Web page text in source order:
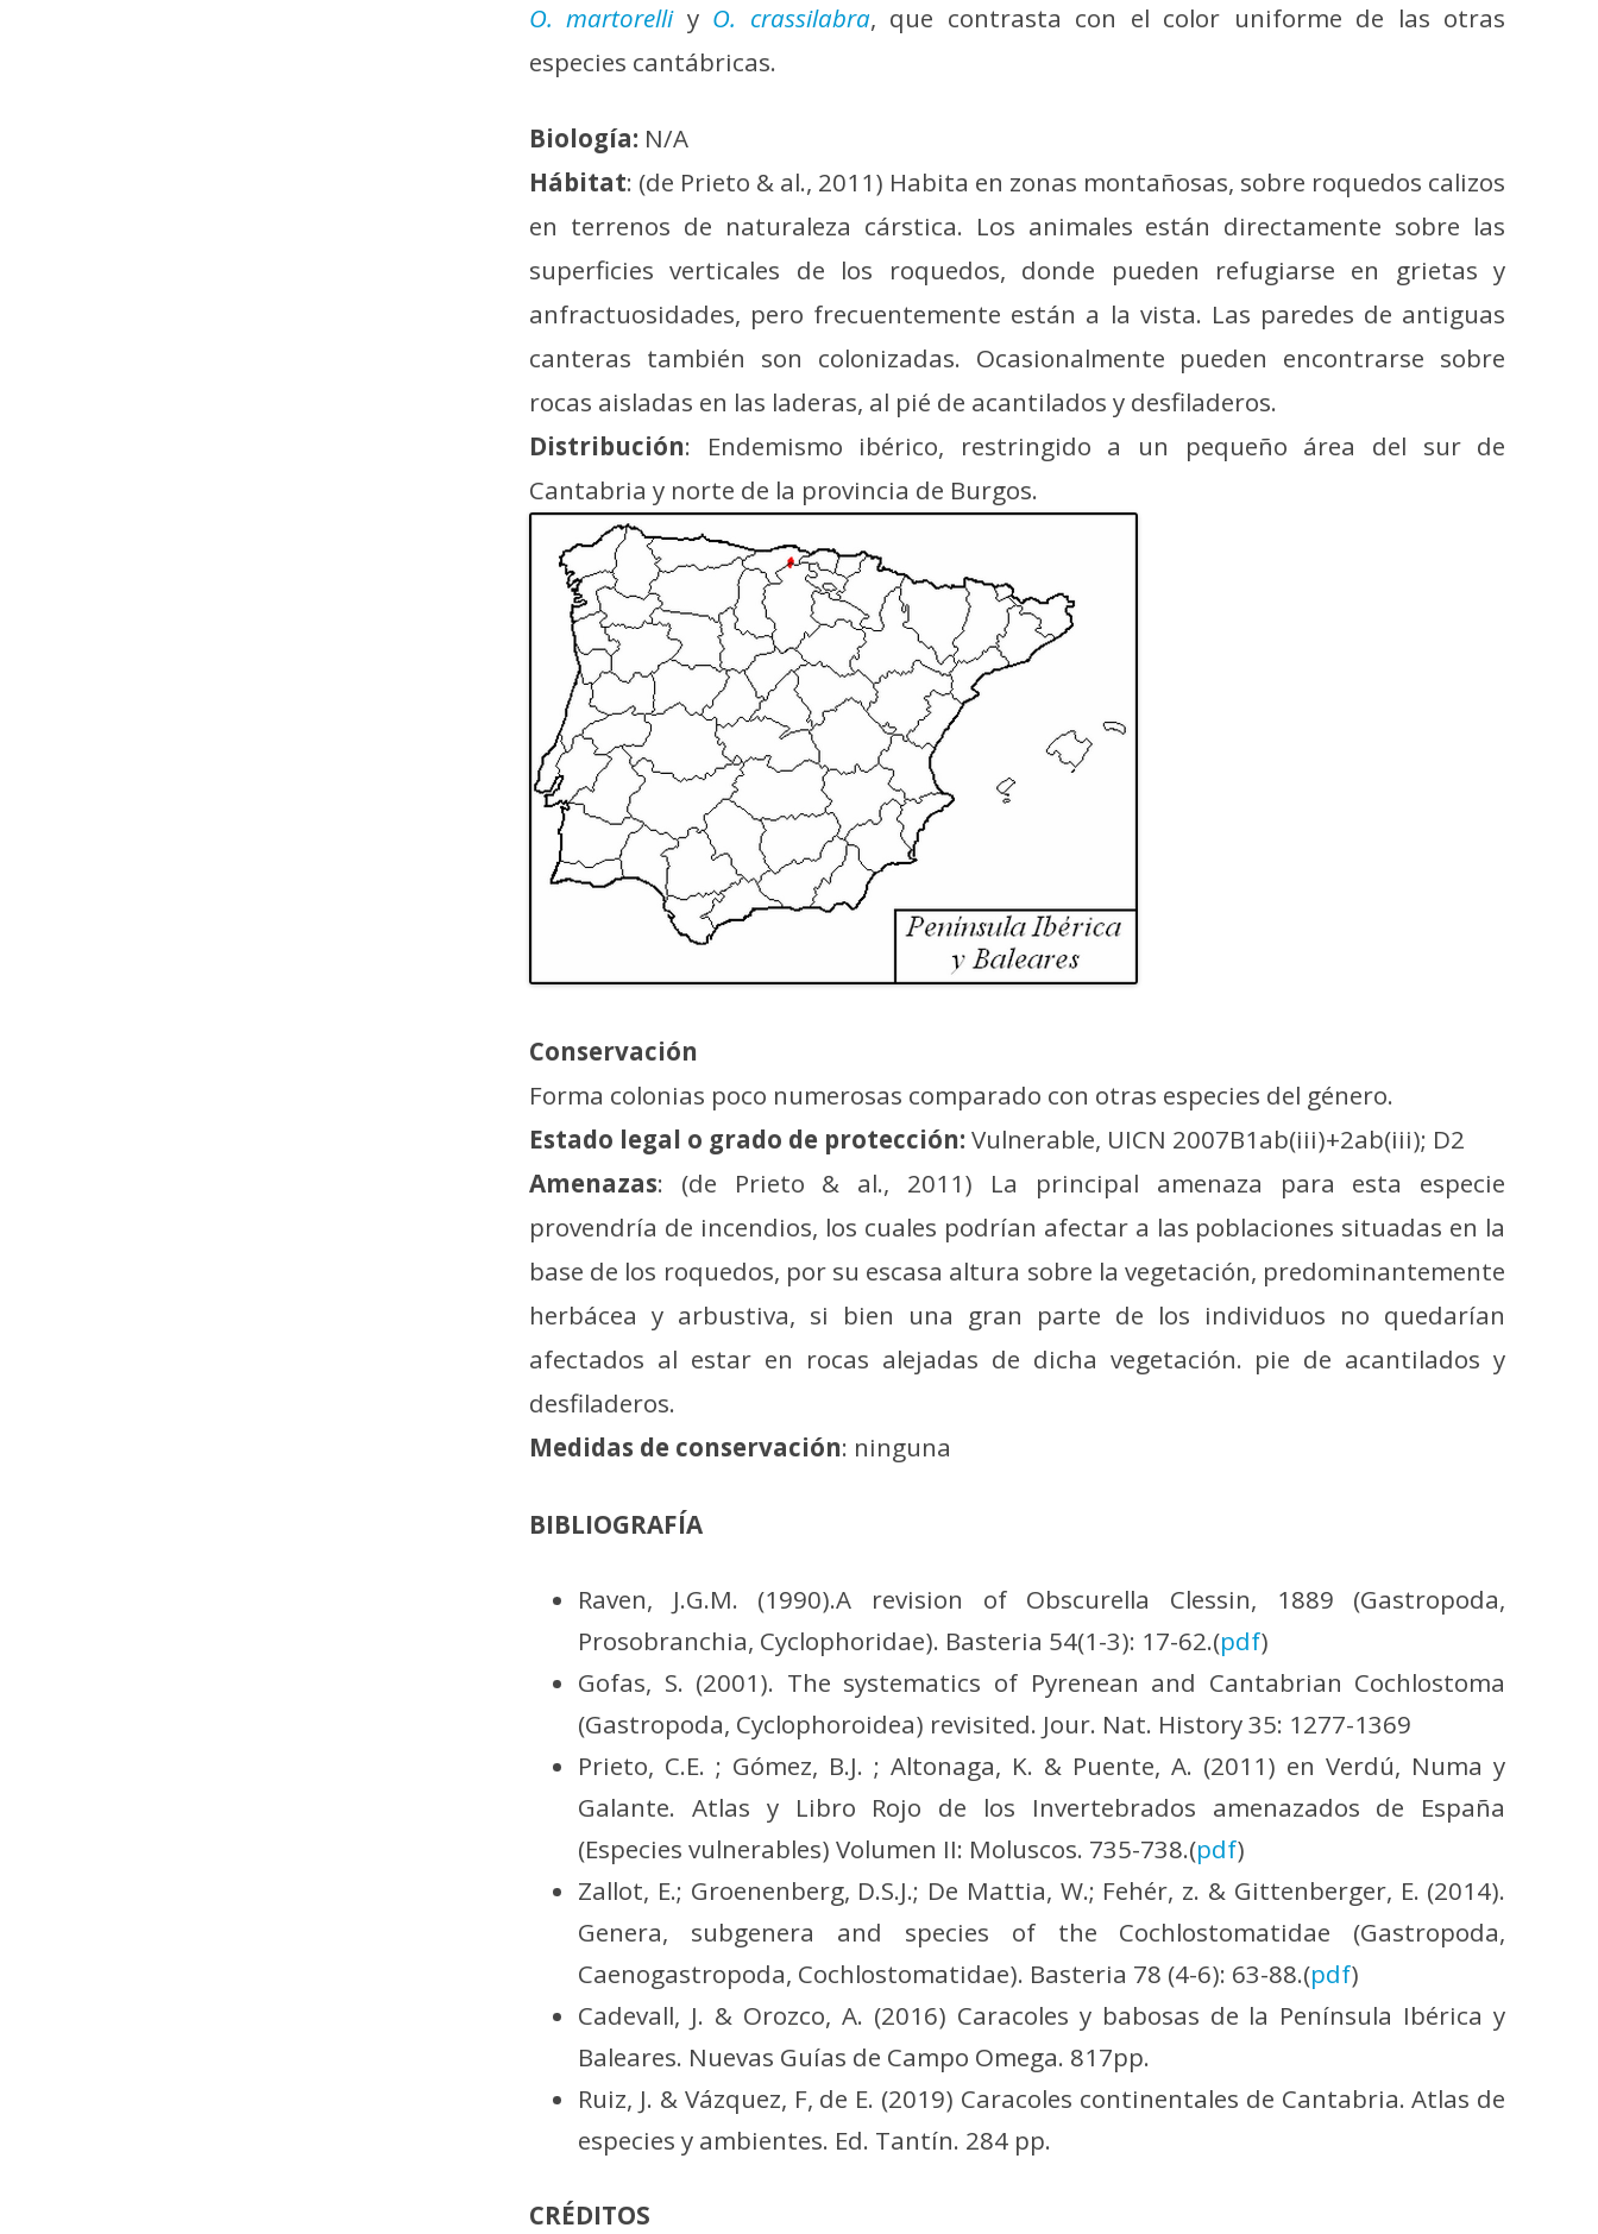
O. martorelliy O. crassilabra, que contrasta con el color uniforme de las otras
especies cantábricas.
Biología: N/A
Hábitat: (de Prieto & al., 2011) Habita en zonas montañosas, sobre roquedos calizos
en terrenos de naturaleza cárstica. Los animales están directamente sobre las
superficies verticales de los roquedos, donde pueden refugiarse en grietas y
anfractuosidades, pero frecuentemente están a la vista. Las paredes de antiguas
canteras también son colonizadas. Ocasionalmente pueden encontrarse sobre
rocas aisladas en las laderas, al pié de acantilados y desfiladeros.
Distribución: Endemismo ibérico, restringido a un pequeño área del sur de
Cantabria y norte de la provincia de Burgos.
Conservación
Forma colonias poco numerosas comparado con otras especies del género.
Estado legal o grado de protección: Vulnerable, UICN 2007B1ab(iii)+2ab(iii); D2
Amenazas: (de Prieto & al., 2011) La principal amenaza para esta especie
provendría de incendios, los cuales podrían afectar a las poblaciones situadas en la
base de los roquedos, por su escasa altura sobre la vegetación, predominantemente
herbácea y arbustiva, si bien una gran parte de los individuos no quedarían
afectados al estar en rocas alejadas de dicha vegetación. pie de acantilados y
desfiladeros.
Medidas de conservación: ninguna
BIBLIOGRAFÍA
Raven, J.G.M. (1990).A revision of Obscurella Clessin, 1889 (Gastropoda,
Prosobranchia, Cyclophoridae). Basteria 54(1-3): 17-62.(pdf)
Gofas, S. (2001). The systematics of Pyrenean and Cantabrian Cochlostoma
(Gastropoda, Cyclophoroidea) revisited. Jour. Nat. History 35: 1277-1369
Prieto, C.E. ; Gómez, B.J. ; Altonaga, K. & Puente, A. (2011) en Verdú, Numa y
Galante. Atlas y Libro Rojo de los Invertebrados amenazados de España
(Especies vulnerables) Volumen II: Moluscos. 735-738.(pdf)
Zallot, E.; Groenenberg, D.S.J.; De Mattia, W.; Fehér, z. & Gittenberger, E. (2014).
Genera, subgenera and species of the Cochlostomatidae (Gastropoda,
Caenogastropoda, Cochlostomatidae). Basteria 78 (4-6): 63-88.(pdf)
Cadevall, J. & Orozco, A. (2016) Caracoles y babosas de la Península Ibérica y
Baleares. Nuevas Guías de Campo Omega. 817pp.
Ruiz, J. & Vázquez, F, de E. (2019) Caracoles continentales de Cantabria. Atlas de
especies y ambientes. Ed. Tantín. 284 pp.
CRÉDITOS